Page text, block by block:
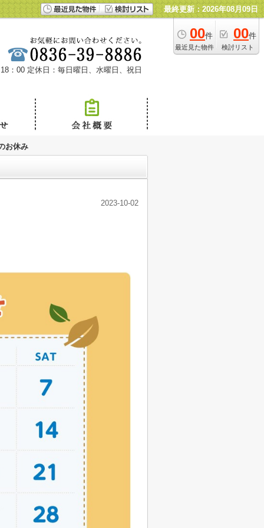
最終更新：2026年08月09日
00件
最近見た物件
00件
検討リスト
：00 定休日：毎日曜日、水曜日、祝日
お休み
2023-10-02